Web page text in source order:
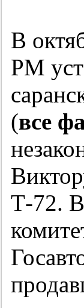
В
РМ
(все
Т-72.